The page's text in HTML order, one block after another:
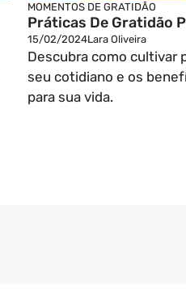
MOMENTOS DE GRATIDÃO
Práticas De Gratidão
15/02/2024Lara Oliveira
Descubra como cultivar
seu cotidiano e os
para sua vida.